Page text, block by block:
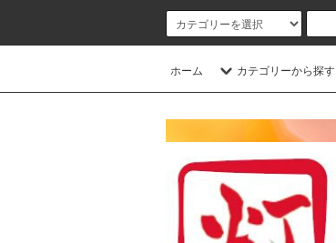
ホーム カテゴリーから探す